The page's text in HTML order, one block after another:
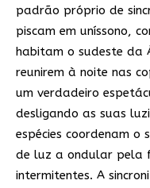
padrão próprio de
piscam em uníssono,
habitam o sudeste da
reunirem à noite nas
um verdadeiro
desligando as suas
espécies coordenam o
de luz a ondular pela
intermitentes. A